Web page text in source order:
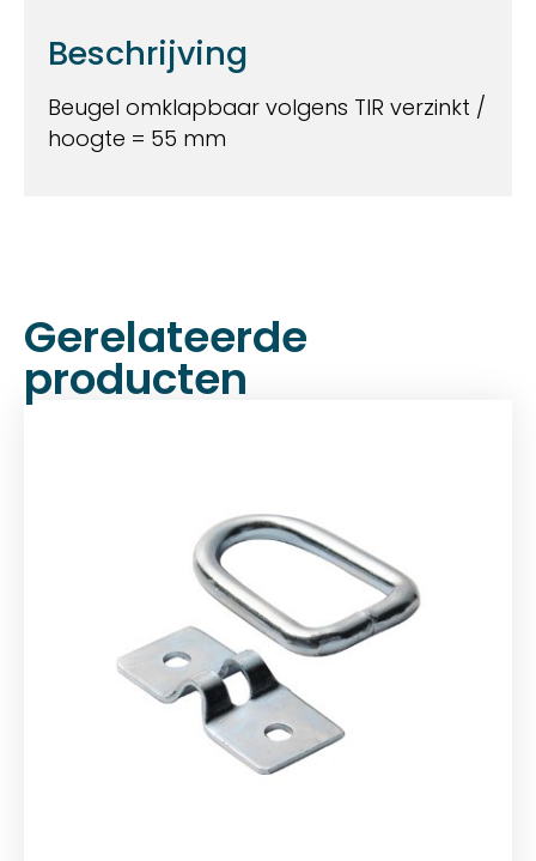
Beschrijving
Beugel omklapbaar volgens TIR verzinkt /
hoogte = 55 mm
Gerelateerde
producten